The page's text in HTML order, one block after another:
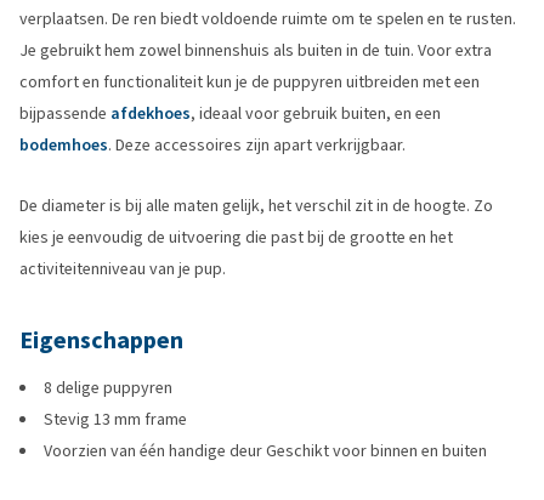
verplaatsen. De ren biedt voldoende ruimte om te spelen en te rusten.
Je gebruikt hem zowel binnenshuis als buiten in de tuin. Voor extra
comfort en functionaliteit kun je de puppyren uitbreiden met een
bijpassende afdekhoes, ideaal voor gebruik buiten, en een
bodemhoes. Deze accessoires zijn apart verkrijgbaar.
De diameter is bij alle maten gelijk, het verschil zit in de hoogte. Zo
kies je eenvoudig de uitvoering die past bij de grootte en het
activiteitenniveau van je pup.
Eigenschappen
8 delige puppyren
Stevig 13 mm frame
Voorzien van één handige deur Geschikt voor binnen en buiten